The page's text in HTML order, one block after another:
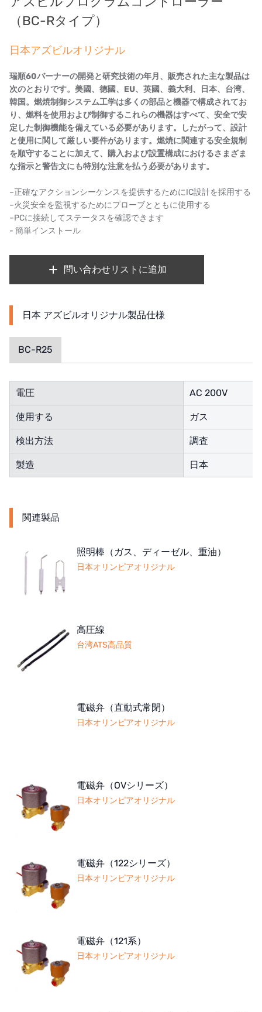
タイHAYCARB
日本のNOP
日本オリンピック
日本勝浦
BRAHMA、イタリア
鷺宮
ハネウェル
オルトレマーレ
トロコイド
国内
加藤
レシップ
ATS
ジャコビ
ウェーブサイバー
NIPPON
キャッシュアクメ
矢崎
（BC-Rタイプ）
日本アズビルオリジナル
瑞順60バーナーの開発と研究技術の年月、販売された主な製品は
次のとおりです。美國、德國、EU、英國、義大利、日本、台湾、
韓国。燃焼制御システム工学は多くの部品と機器で構成されてお
り、燃料を使用および制御するこれらの機器はすべて、安全で安
定した制御機能を備えている必要があります。したがって、設計
と使用に関して厳しい要件があります。燃焼に関連する安全規制
を順守することに加えて、購入および設置構成におけるさまざま
な指示と警告文にも特別な注意を払う必要があります。
–正確なアクションシーケンスを提供するためにIC設計を採用する
–火災安全を監視するためにプローブとともに使用する
–PCに接続してステータスを確認できます
- 簡単インストール
問い合わせリストに追加
日本 アズビルオリジナル製品仕様
BC-R25
電圧 AC 200V
使用する ガス
検出方法 調査
製造 日本
関連製品
照明棒（ガス、ディーゼル、重油）
日本オリンピアオリジナル
高圧線
台湾ATS高品質
電磁弁（直動式常閉）
日本オリンピアオリジナル
電磁弁（OVシリーズ）
日本オリンピアオリジナル
電磁弁（122シリーズ）
日本オリンピアオリジナル
電磁弁（121系）
日本オリンピアオリジナル